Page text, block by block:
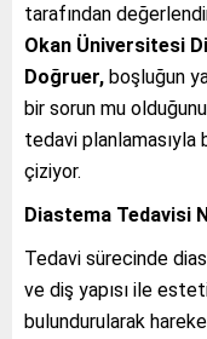
tarafından
Okan Üniversitesi
Doğruer, boşluğun
bir sorun mu
tedavi planlamasıyla
çiziyor.
Diastema Tedavisi
Tedavi sürecinde
ve diş yapısı ile
bulundurularak